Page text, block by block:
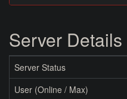
Server Details
Server Status
User (Online / Max)